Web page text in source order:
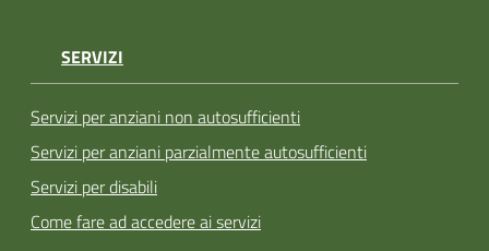
SERVIZI
Servizi per anziani non autosufficienti
Servizi per anziani parzialmente autosufficienti
Servizi per disabili
Come fare ad accedere ai servizi